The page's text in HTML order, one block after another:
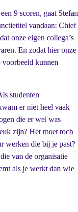
9 scoren, gaat Stefan
vandaan: Chief
onze eigen collega’s
En zodat hier onze
voorbeeld kunnen
studenten
er niet heel vaak
die er wel was
zijn? Het moet toch
werken die bij je past?
van de organisatie
als je werkt dan wie